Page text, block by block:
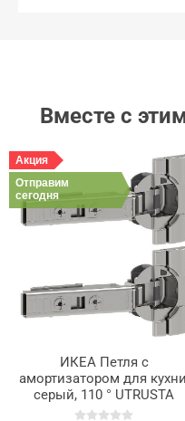
Вместе с
Акция
Отправим
сегодня
ИКЕА Петля с
амортизатором для
серый, 110 ° UTRUSTA
УТРУСТА, 805.248.82